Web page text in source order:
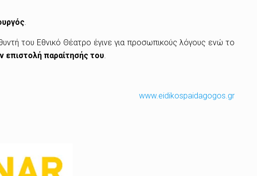
.
του Εθνικό Θέατρο έγινε για προσωπικούς λόγους ενώ το
επιστολή παραίτησής του.
www.eidikospaidagogos.gr